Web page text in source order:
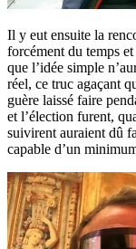
Il y eut ensuite la
forcément du temps
que l’idée simple
réel, ce truc agaçant
guère laissé faire
et l’élection furent,
suivirent auraient dû
capable d’un